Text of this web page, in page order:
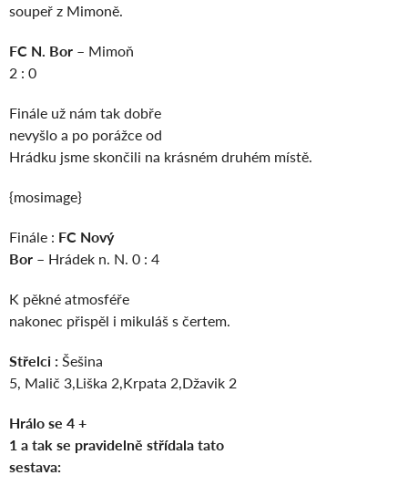
soupeř z Mimoně.
FC N. Bor – Mimoň
2 : 0
Finále už nám tak dobře
nevyšlo a po porážce od
Hrádku jsme skončili na krásném druhém místě.
{mosimage}
Finále : FC Nový
Bor – Hrádek n. N. 0 : 4
K pěkné atmosféře
nakonec přispěl i mikuláš s čertem.
Střelci : Šešina
5, Malič 3,Liška 2,Krpata 2,Džavik 2
Hrálo se 4 +
1 a tak se pravidelně střídala tato
sestava: